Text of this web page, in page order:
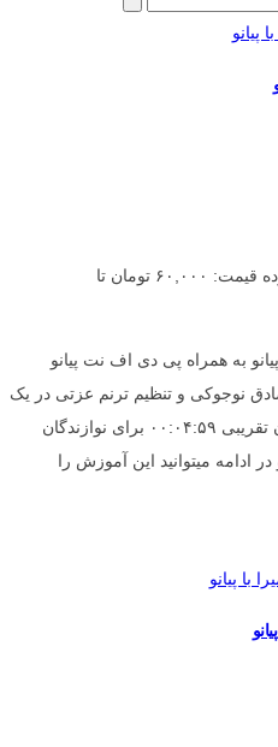
محدوده قیمت: ۶۰,۰۰۰ تومان تا
به همراه پی دی اف نت پیانو
نوجوکی و تنظیم ترنم عزتی در یک
ویدیو آموزشی با فرمت MP4 و زمان تقریبی ۰۰:۰۴:۵۹ برای نوازندگان
ادامه میتوانید این آموزش را